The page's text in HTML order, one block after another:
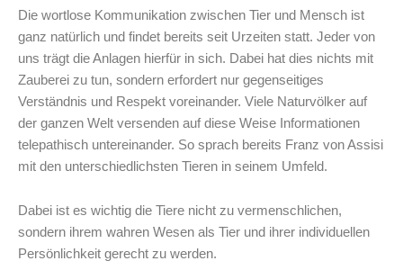
Die wortlose Kommunikation zwischen Tier und Mensch ist
ganz natürlich und findet bereits seit Urzeiten statt. Jeder von
uns trägt die Anlagen hierfür in sich. Dabei hat dies nichts mit
Zauberei zu tun, sondern erfordert nur gegenseitiges
Verständnis und Respekt voreinander. Viele Naturvölker auf
der ganzen Welt versenden auf diese Weise Informationen
telepathisch untereinander. So sprach bereits Franz von Assisi
mit den unterschiedlichsten Tieren in seinem Umfeld.
Dabei ist es wichtig die Tiere nicht zu vermenschlichen,
sondern ihrem wahren Wesen als Tier und ihrer individuellen
Persönlichkeit gerecht zu werden.